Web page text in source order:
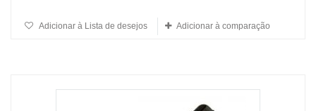
Adicionar à Lista de desejos Adicionar à comparação